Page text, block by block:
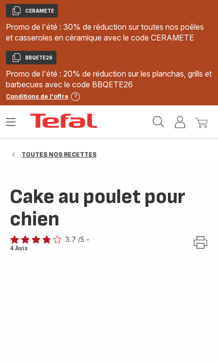
Copier
CERAMETE
Promo de l'été : 30% de réduction sur toutes nos poêles
et casseroles en céramique avec le code CERAMETE
Copier
BBQETE26
Promo de l'été : 20% de réduction sur les planchas, grills et
barbecues avec le code BBQETE26
Conditions de l'offre
MonMon
Ouvrir
TOUTES NOS RECETTES
Cake au poulet pour
chien
ratings.3.7
3.7 /5 -
4 Avis